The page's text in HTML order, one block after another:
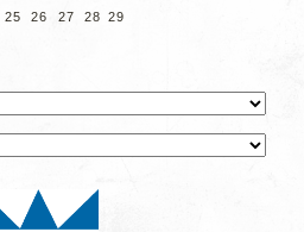
25 26 27 28 29